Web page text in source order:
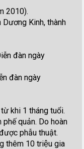
2010).
Kinh, thành
đàn ngày
đàn ngày
khi 1 tháng tuổi.
quản. Do hoàn
phẫu thuật.
thêm 10 triệu gia